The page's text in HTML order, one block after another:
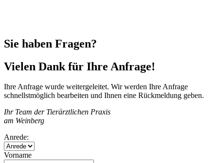
Sie haben Fragen?
Vielen Dank für Ihre Anfrage!
Ihre Anfrage wurde weitergeleitet. Wir werden Ihre Anfrage
schnellstmöglich bearbeiten und Ihnen eine Rückmeldung geben.
Ihr Team der Tierärztlichen Praxis
am Weinberg
Anrede:
Vorname